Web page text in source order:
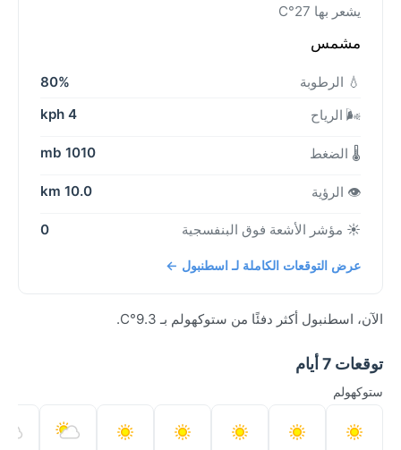
يشعر بها 27°C
مشمس
💧 الرطوبة
80%
🌬️ الرياح
4 kph
🌡️ الضغط 1010 mb
👁️ الرؤية 10.0 km
☀️ مؤشر الأشعة فوق البنفسجية 0
عرض التوقعات الكاملة لـ اسطنبول ←
الآن، اسطنبول أكثر دفئًا من ستوكهولم بـ 9.3°C.
توقعات 7 أيام
ستوكهولم